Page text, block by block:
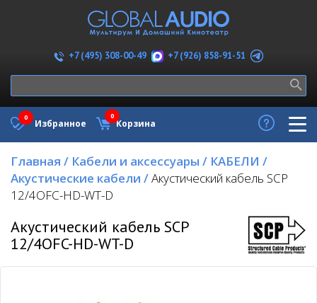
+7 (495) 308-00-49 +7 (926) 858-91-51
Избранное
0
Корзина
0
Главная / Кабели и аксессуары / КАБЕЛИ /
Акустические кабели /Акустический кабель SCP
12/4OFC-HD-WT-D
Акустический кабель SCP
12/4OFC-HD-WT-D